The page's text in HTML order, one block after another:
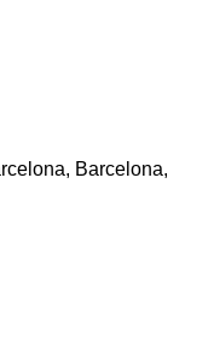
Barcelona,